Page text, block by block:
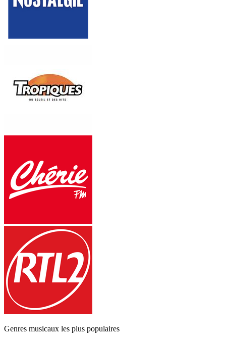
Genres musicaux les plus populaires